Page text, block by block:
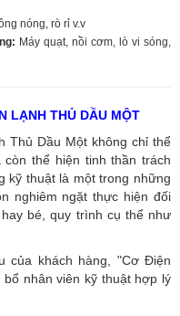
nóng, rò rỉ v.v
Máy quạt, nồi cơm, lò vi sóng,
LẠNH THỦ DẦU MỘT
Thủ Dầu Một không chỉ thể
thể hiện tinh thần trách
kỹ thuật là một trong những
nghiêm ngặt thực hiện đối
bé, quy trình cụ thể như
của khách hàng, "Cơ Điện
bổ nhân viên kỹ thuật hợp lý